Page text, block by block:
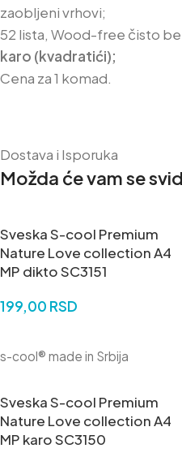
zaobljeni vrhovi;
52 lista, Wood-free čisto
karo (kvadratići);
Cena za 1 komad.
Dostava i Isporuka
Možda će vam se
Sveska S-cool Premium
Nature Love collection A4
MP dikto SC3151
199,00 RSD
s-cool® made in Srbija
Sveska S-cool Premium
Nature Love collection A4
MP karo SC3150